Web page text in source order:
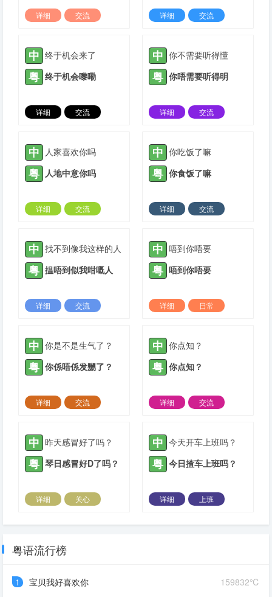
详细
交流
详细
交流
中 终于机会来了
粤 终于机会嚟嘞
详细
交流
中 你不需要听得懂
粤 你唔需要听得明
详细
交流
中 人家喜欢你吗
粤 人地中意你吗
详细
交流
中 你吃饭了嘛
粤 你食饭了嘛
详细
交流
中 找不到像我这样的人
粤 揾唔到似我咁嘅人
详细
交流
中 唔到你唔要
粤 唔到你唔要
详细
日常
中 你是不是生气了？
粤 你係唔係发嬲了？
详细
交流
中 你点知？
粤 你点知？
详细
交流
中 昨天感冒好了吗？
粤 琴日感冒好D了吗？
详细
关心
中 今天开车上班吗？
粤 今日揸车上班吗？
详细
上班
粤语流行榜
159832℃
1
宝贝我好喜欢你